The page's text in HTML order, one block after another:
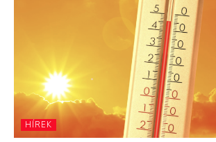
HÍREK